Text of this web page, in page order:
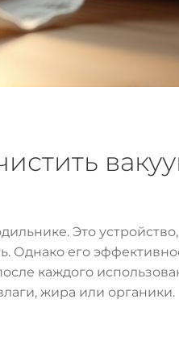
Это
Однако его
каждого
жира или органики.